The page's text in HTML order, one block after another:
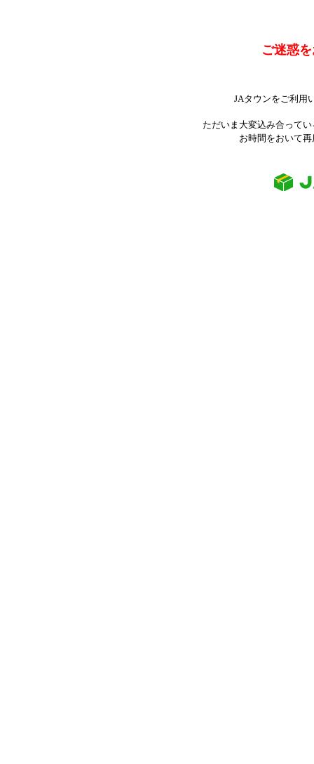
ご迷惑
JAタウンをご利用
ただいま大変込み合って
お時間をおいて